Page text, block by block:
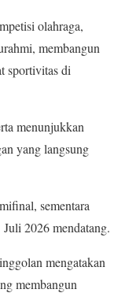
olahraga,
membangun
sportivitas di
menunjukkan
yang langsung
sementara
2026 mendatang.
mengatakan
membangun